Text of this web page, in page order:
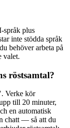
språk plus
inte stödda språk
behöver arbeta på
valet.
röstsamtal?
Verke kör
till 20 minuter,
en automatisk
chatt — så att du